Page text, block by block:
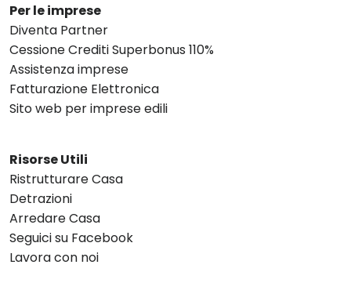
Per le imprese
Diventa Partner
Cessione Crediti Superbonus 110%
Assistenza imprese
Fatturazione Elettronica
Sito web per imprese edili
Risorse Utili
Ristrutturare Casa
Detrazioni
Arredare Casa
Seguici su Facebook
Lavora con noi